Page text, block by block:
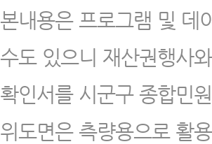
본내용은 프로그램 및 데
수도 있으니 재산권행사
확인서를 시군구 종합민
위도면은 측량용으로 활